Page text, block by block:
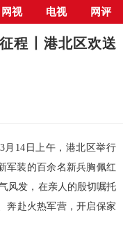
网视 电视 网评
> 正文
程丨港北区欢送
月14日上午，港北区举行
军装的百余名新兵胸佩红
风发，在亲人的殷切嘱托
奔赴火热军营，开启保家